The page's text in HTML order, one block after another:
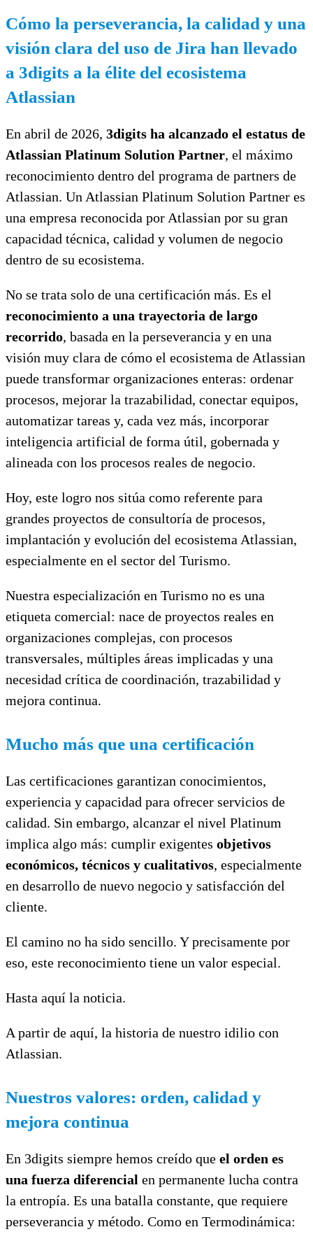
Cómo la perseverancia, la calidad y una
visión clara del uso de Jira han llevado
a 3digits a la élite del ecosistema
Atlassian
En abril de 2026, 3digits ha alcanzado el estatus de
Atlassian Platinum Solution Partner, el máximo
reconocimiento dentro del programa de partners de
Atlassian. Un Atlassian Platinum Solution Partner es
una empresa reconocida por Atlassian por su gran
capacidad técnica, calidad y volumen de negocio
dentro de su ecosistema.
No se trata solo de una certificación más. Es el
reconocimiento a una trayectoria de largo
recorrido, basada en la perseverancia y en una
visión muy clara de cómo el ecosistema de Atlassian
puede transformar organizaciones enteras: ordenar
procesos, mejorar la trazabilidad, conectar equipos,
automatizar tareas y, cada vez más, incorporar
inteligencia artificial de forma útil, gobernada y
alineada con los procesos reales de negocio.
Hoy, este logro nos sitúa como referente para
grandes proyectos de consultoría de procesos,
implantación y evolución del ecosistema Atlassian,
especialmente en el sector del Turismo.
Nuestra especialización en Turismo no es una
etiqueta comercial: nace de proyectos reales en
organizaciones complejas, con procesos
transversales, múltiples áreas implicadas y una
necesidad crítica de coordinación, trazabilidad y
mejora continua.
Mucho más que una certificación
Las certificaciones garantizan conocimientos,
experiencia y capacidad para ofrecer servicios de
calidad. Sin embargo, alcanzar el nivel Platinum
implica algo más: cumplir exigentes objetivos
económicos, técnicos y cualitativos, especialmente
en desarrollo de nuevo negocio y satisfacción del
cliente.
El camino no ha sido sencillo. Y precisamente por
eso, este reconocimiento tiene un valor especial.
Hasta aquí la noticia.
A partir de aquí, la historia de nuestro idilio con
Atlassian.
Nuestros valores: orden, calidad y
mejora continua
En 3digits siempre hemos creído que el orden es
una fuerza diferencial en permanente lucha contra
la entropía. Es una batalla constante, que requiere
perseverancia y método. Como en Termodinámica: